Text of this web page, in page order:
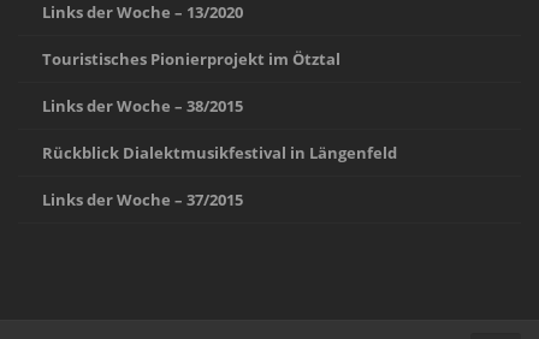
Links der Woche – 13/2020
Touristisches Pionierprojekt im Ötztal
Links der Woche – 38/2015
Rückblick Dialektmusikfestival in Längenfeld
Links der Woche – 37/2015